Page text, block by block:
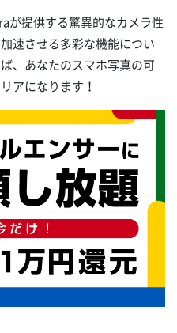
が提供する驚異的なカメラ性
速させる多彩な機能につい
、あなたのスマホ写真の可
アになります！